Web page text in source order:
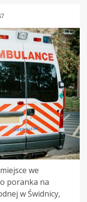
we
poranka na
w Świdnicy,